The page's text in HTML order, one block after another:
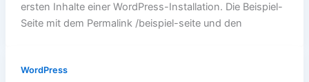
ersten Inhalte einer WordPress-Installation. Die Beispiel-
Seite mit dem Permalink /beispiel-seite und den
WordPress